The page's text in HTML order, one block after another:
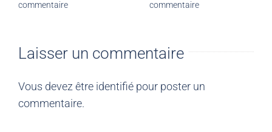
commentaire
commentaire
Laisser un commentaire
Vous devez être identifié pour poster un
commentaire.